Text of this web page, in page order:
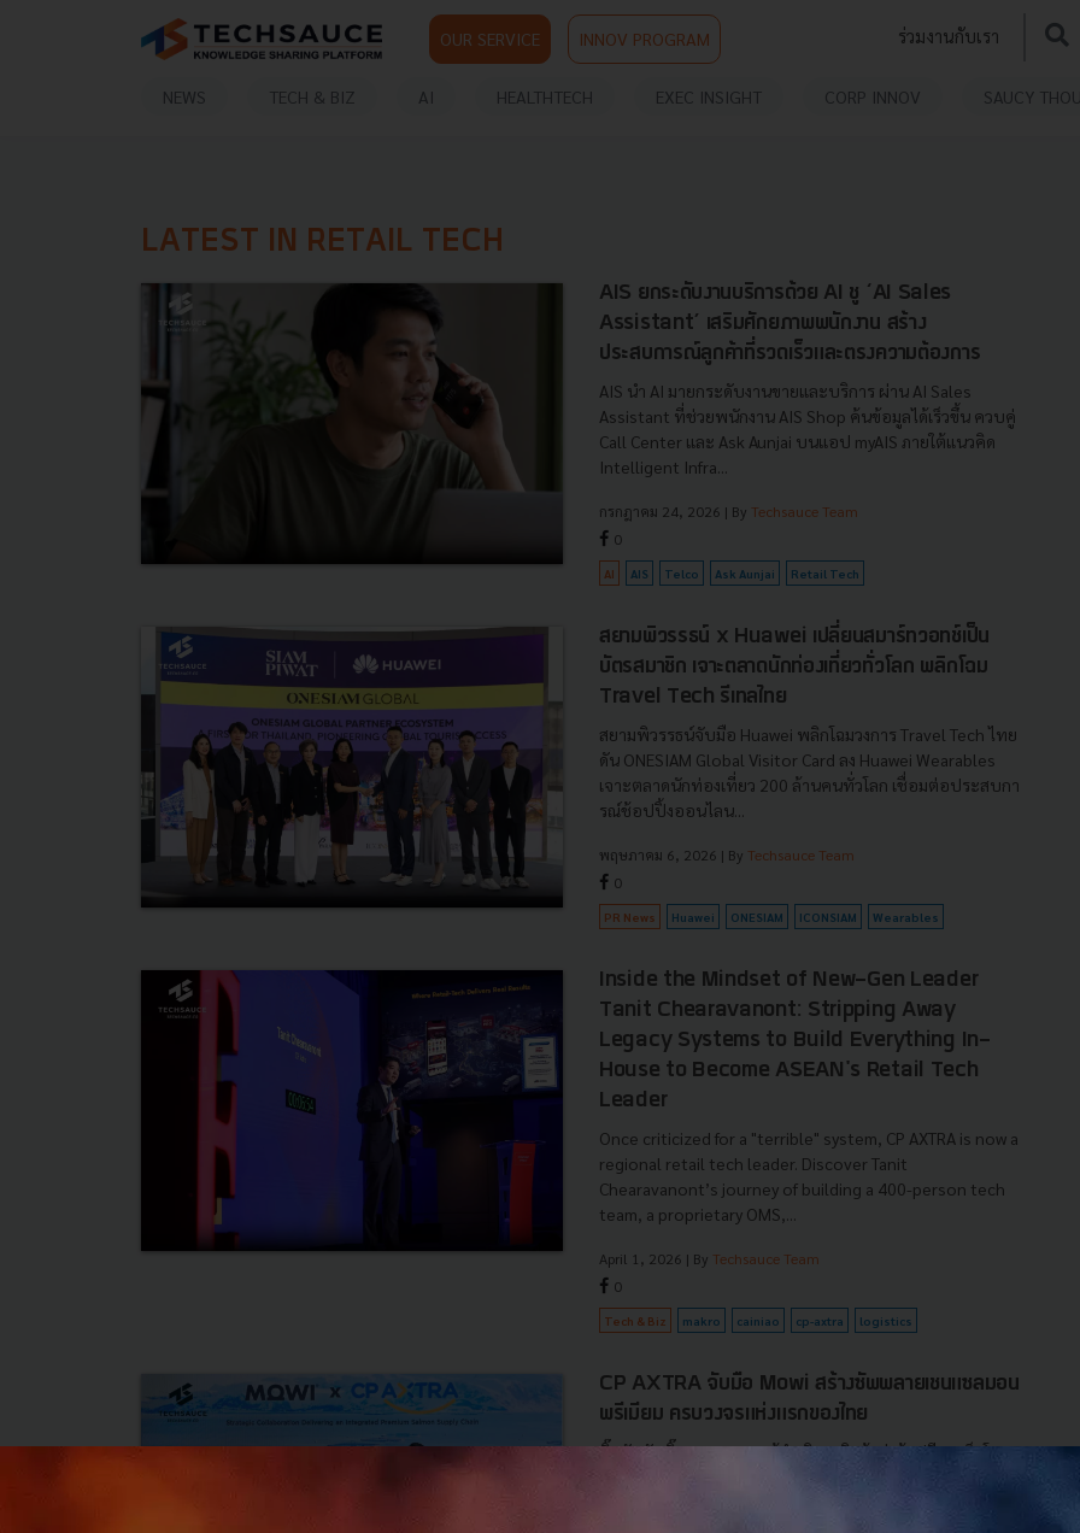
OUR SERVICE INNOV PROGRAM ร่วมงานกับเรา
NEWS TECH & BIZ AI HEALTHTECH EXEC INSIGHT CORP INNOV SAUCY
LATEST IN RETAIL TECH
AIS ยกระดับงานบริการด้วย AI ชู ‘AI Sales
Assistant’ เสริมศักยภาพพนักงาน สร้าง
ประสบการณ์ลูกค้าที่รวดเร็วและตรงความต้องการ
AIS นำ AI มายกระดับงานขายและบริการ ผ่าน AI Sales
Assistant ที่ช่วยพนักงาน AIS Shop ค้นข้อมูลได้เร็วขึ้น ควบคู่
Call Center และ Ask Aunjai บนแอป myAIS ภายใต้แนวคิด
Intelligent Infra...
กรกฎาคม 24, 2026 | By Techsauce Team
0
AI AIS Telco Ask Aunjai Retail Tech
สยามพิวรรธน์ x Huawei เปลี่ยนสมาร์ทวอทช์เป็น
บัตรสมาชิก เจาะตลาดนักท่องเที่ยวทั่วโลก พลิกโฉม
Travel Tech รีเทลไทย
สยามพิวรรธน์จับมือ Huawei พลิกโฉมวงการ Travel Tech ไทย
ดัน ONESIAM Global Visitor Card ลง Huawei Wearables
เจาะตลาดนักท่องเที่ยว 200 ล้านคนทั่วโลก เชื่อมต่อประสบกา
รณ์ช้อปปิ้งออนไลน...
พฤษภาคม 6, 2026 | By Techsauce Team
0
PR News Huawei ONESIAM ICONSIAM Wearables
Inside the Mindset of New-Gen Leader
Tanit Chearavanont: Stripping Away
Legacy Systems to Build Everything In-
House to Become ASEAN's Retail Tech
Leader
Once criticized for a "terrible" system, CP AXTRA is now a
regional retail tech leader. Discover Tanit
Chearavanont’s journey of building a 400-person tech
team, a proprietary OMS,...
April 1, 2026 | By Techsauce Team
0
Tech & Biz makro cainiao cp-axtra logistics
CP AXTRA จับมือ Mowi สร้างซัพพลายเชนแซลมอน
พรีเมียม ครบวงจรแห่งแรกของไทย
บิ๊กจับกับบิ๊ก! CP AXTRA ผู้ดำเนินธุรกิจค้าส่งค้าปลีก 'แม็คโคร–